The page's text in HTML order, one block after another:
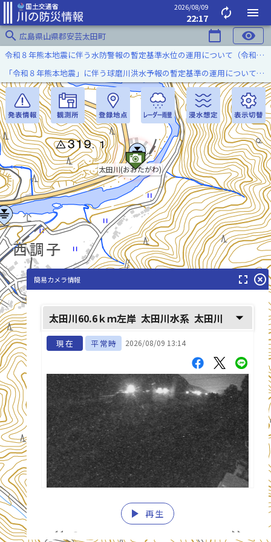
2026/08/09
22:17 autorenew
menu
search 広島県山県郡安芸太田町 calendar_today visibility
太田川(おおたがわ)
令和８年熊本地震に伴う水防警報の暫定基準水位の運用について（令和８年８月７日）
「令和８年熊本地震」に伴う球磨川洪水予報の暫定基準の運用について（令和８年８月５日）
簡易カメラ情報 fullscreen highlight_off
太田川60.6ｋｍ左岸 太田川水系 太田川 arrow_drop_down
現在 平常時 2026/08/09 13:14
play_arrow 再生
fast_rewind fast_forward